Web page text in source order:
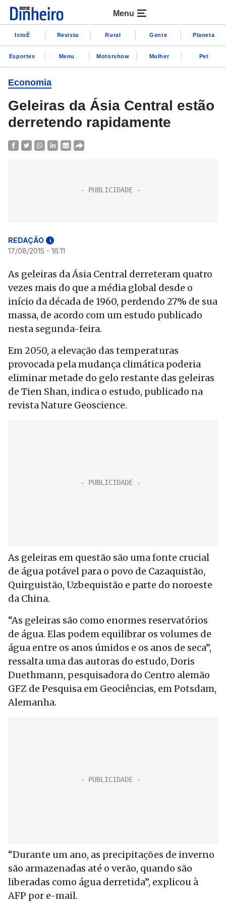
Menu
IstoÉ Revista Rural Gente Planeta
Esportes Menu Motorshow Mulher Pet
Economia
Geleiras da Ásia Central estão
derretendo rapidamente
REDAÇÃO i
17/08/2015 - 16:11
As geleiras da Ásia Central derreteram quatro
vezes mais do que a média global desde o
início da década de 1960, perdendo 27% de sua
massa, de acordo com um estudo publicado
nesta segunda-feira.
Em 2050, a elevação das temperaturas
provocada pela mudança climática poderia
eliminar metade do gelo restante das geleiras
de Tien Shan, indica o estudo, publicado na
revista Nature Geoscience.
As geleiras em questão são uma fonte crucial
de água potável para o povo de Cazaquistão,
Quirguistão, Uzbequistão e parte do noroeste
da China.
“As geleiras são como enormes reservatórios
de água. Elas podem equilibrar os volumes de
água entre os anos úmidos e os anos de seca”,
ressalta uma das autoras do estudo, Doris
Duethmann, pesquisadora do Centro alemão
GFZ de Pesquisa em Geociências, em Potsdam,
Alemanha.
“Durante um ano, as precipitações de inverno
são armazenadas até o verão, quando são
liberadas como água derretida”, explicou à
AFP por e-mail.